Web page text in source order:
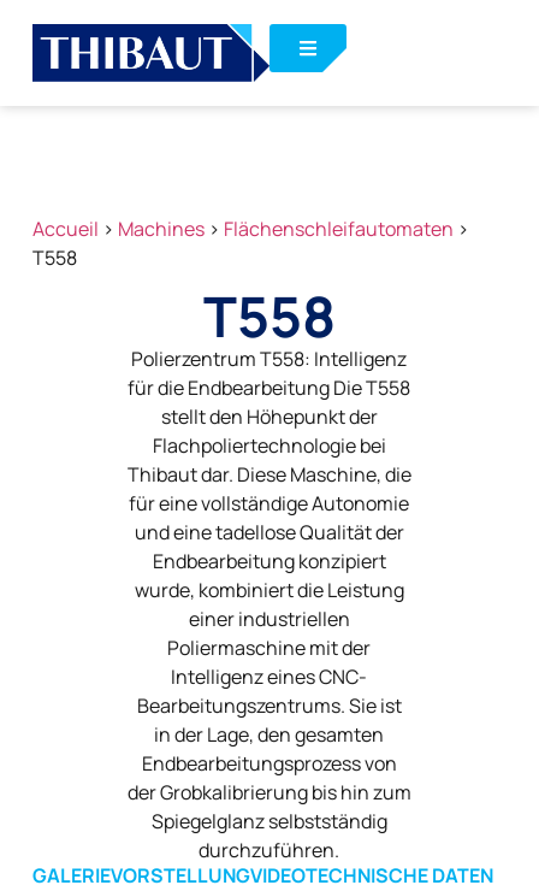
Accueil > Machines> Flächenschleifautomaten >
T558
T558
Polierzentrum T558: Intelligenz
für die Endbearbeitung Die T558
stellt den Höhepunkt der
Flachpoliertechnologie bei
Thibaut dar. Diese Maschine, die
für eine vollständige Autonomie
und eine tadellose Qualität der
Endbearbeitung konzipiert
wurde, kombiniert die Leistung
einer industriellen
Poliermaschine mit der
Intelligenz eines CNC-
Bearbeitungszentrums. Sie ist
in der Lage, den gesamten
Endbearbeitungsprozess von
der Grobkalibrierung bis hin zum
Spiegelglanz selbstständig
durchzuführen.
GALERIEVORSTELLUNGVIDEOTECHNISCHE DATEN